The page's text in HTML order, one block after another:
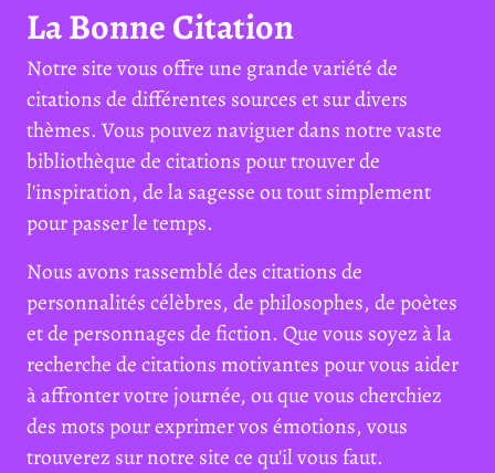
La Bonne Citation
Notre site vous offre une grande variété de
citations de différentes sources et sur divers
thèmes. Vous pouvez naviguer dans notre vaste
bibliothèque de citations pour trouver de
l'inspiration, de la sagesse ou tout simplement
pour passer le temps.
Nous avons rassemblé des citations de
personnalités célèbres, de philosophes, de poètes
et de personnages de fiction. Que vous soyez à la
recherche de citations motivantes pour vous aider
à affronter votre journée, ou que vous cherchiez
des mots pour exprimer vos émotions, vous
trouverez sur notre site ce qu'il vous faut.